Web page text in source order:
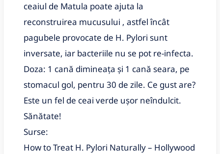
ceaiul de Matula poate ajuta la
reconstruirea mucusului , astfel încât
pagubele provocate de H. Pylori sunt
inversate, iar bacteriile nu se pot re-infecta.
Doza: 1 cană dimineața și 1 cană seara, pe
stomacul gol, pentru 30 de zile. Ce gust are?
Este un fel de ceai verde ușor neîndulcit.
Sănătate!
Surse:
How to Treat H. Pylori Naturally – Hollywood